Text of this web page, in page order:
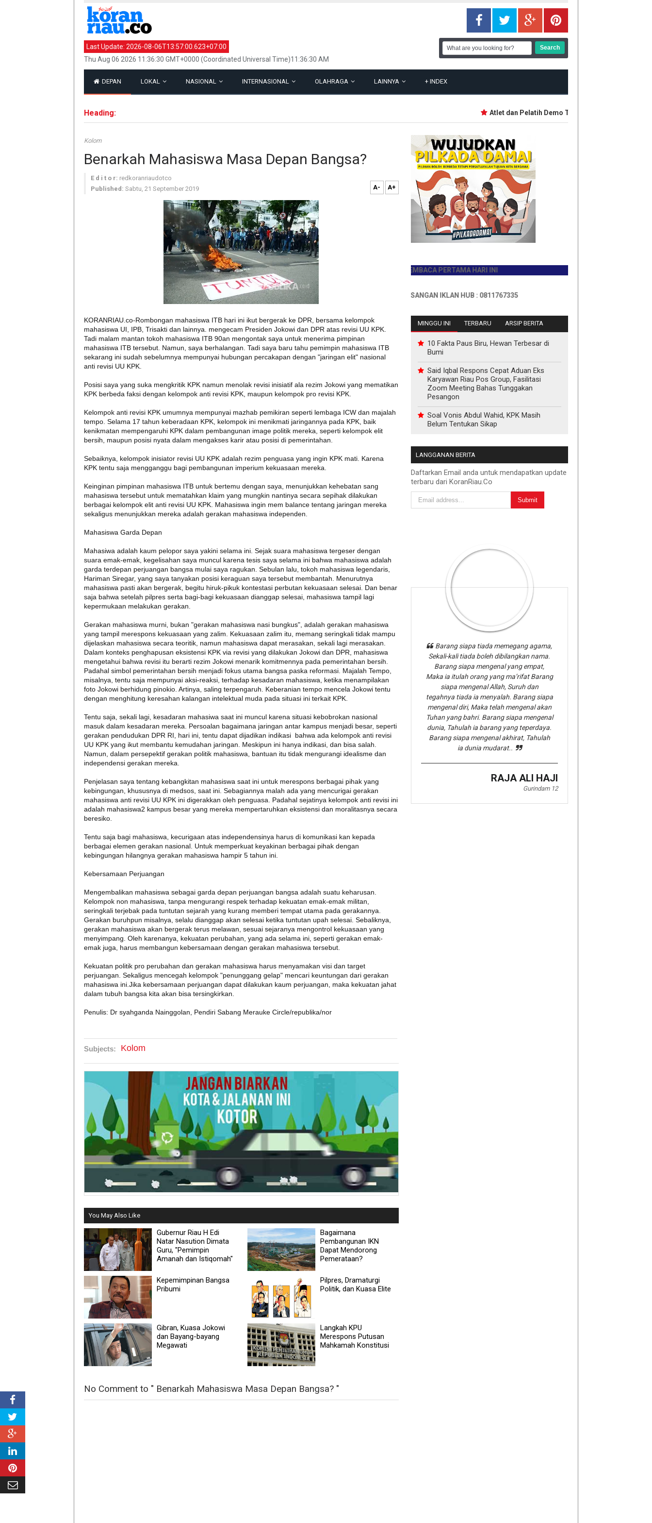
Last Update: 2026-08-06T13:57:00.623+07:00
Thu Aug 06 2026 11:36:30 GMT+0000 (Coordinated Universal Time)11:36:30 AM
DEPAN LOKAL NASIONAL INTERNASIONAL OLAHRAGA LAINNYA + INDEX
Heading: Atlet dan Pelatih Demo Tuntut Bonus PON dan
Kolom
Benarkah Mahasiswa Masa Depan Bangsa?
E d i t o r: redkoranriaudotco
Published: Sabtu, 21 September 2019 A- A+
KORANRIAU.co-Rombongan mahasiswa ITB hari ini ikut bergerak ke DPR, bersama kelompok
mahasiswa UI, IPB, Trisakti dan lainnya. mengecam Presiden Jokowi dan DPR atas revisi UU KPK.
Tadi malam mantan tokoh mahasiswa ITB 90an mengontak saya untuk menerima pimpinan
mahasiswa ITB tersebut. Namun, saya berhalangan. Tadi saya baru tahu pemimpin mahasiswa ITB
sekarang ini sudah sebelumnya mempunyai hubungan percakapan dengan "jaringan elit" nasional
anti revisi UU KPK.
Posisi saya yang suka mengkritik KPK namun menolak revisi inisiatif ala rezim Jokowi yang mematikan
KPK berbeda faksi dengan kelompok anti revisi KPK, maupun kelompok pro revisi KPK.
Kelompok anti revisi KPK umumnya mempunyai mazhab pemikiran seperti lembaga ICW dan majalah
tempo. Selama 17 tahun keberadaan KPK, kelompok ini menikmati jaringannya pada KPK, baik
kenikmatan mempengaruhi KPK dalam pembangunan image politik mereka, seperti kelompok elit
bersih, maupun posisi nyata dalam mengakses karir atau posisi di pemerintahan.
Sebaiknya, kelompok inisiator revisi UU KPK adalah rezim penguasa yang ingin KPK mati. Karena
KPK tentu saja mengganggu bagi pembangunan imperium kekuasaan mereka.
Keinginan pimpinan mahasiswa ITB untuk bertemu dengan saya, menunjukkan kehebatan sang
mahasiswa tersebut untuk mematahkan klaim yang mungkin nantinya secara sepihak dilakukan
berbagai kelompok elit anti revisi UU KPK. Mahasiswa ingin mem balance tentang jaringan mereka
sekaligus menunjukkan mereka adalah gerakan mahasiswa independen.
Mahasiswa Garda Depan
Mahasiwa adalah kaum pelopor saya yakini selama ini. Sejak suara mahasiswa tergeser dengan
suara emak-emak, kegelisahan saya muncul karena tesis saya selama ini bahwa mahasiswa adalah
garda terdepan perjuangan bangsa mulai saya ragukan. Sebulan lalu, tokoh mahasiswa legendaris,
Hariman Siregar, yang saya tanyakan posisi keraguan saya tersebut membantah. Menurutnya
mahasiswa pasti akan bergerak, begitu hiruk-pikuk kontestasi perbutan kekuasaan selesai. Dan benar
saja bahwa setelah pilpres serta bagi-bagi kekuasaan dianggap selesai, mahasiswa tampil lagi
kepermukaan melakukan gerakan.
Gerakan mahasiswa murni, bukan "gerakan mahasiswa nasi bungkus", adalah gerakan mahasiswa
yang tampil merespons kekuasaan yang zalim. Kekuasaan zalim itu, memang seringkali tidak mampu
dijelaskan mahasiswa secara teoritik, namun mahasiswa dapat merasakan, sekali lagi merasakan.
Dalam konteks penghapusan eksistensi KPK via revisi yang dilakukan Jokowi dan DPR, mahasiswa
mengetahui bahwa revisi itu berarti rezim Jokowi menarik komitmennya pada pemerintahan bersih.
Padahal simbol pemerintahan bersih menjadi fokus utama bangsa paska reformasi. Majalah Tempo,
misalnya, tentu saja mempunyai aksi-reaksi, terhadap kesadaran mahasiswa, ketika menampilakan
foto Jokowi berhidung pinokio. Artinya, saling terpengaruh. Keberanian tempo mencela Jokowi tentu
dengan menghitung keresahan kalangan intelektual muda pada situasi ini terkait KPK.
Tentu saja, sekali lagi, kesadaran mahasiwa saat ini muncul karena situasi kebobrokan nasional
masuk dalam kesadaran mereka. Persoalan bagaimana jaringan antar kampus menjadi besar, seperti
gerakan pendudukan DPR RI, hari ini, tentu dapat dijadikan indikasi bahwa ada kelompok anti revisi
UU KPK yang ikut membantu kemudahan jaringan. Meskipun ini hanya indikasi, dan bisa salah.
Namun, dalam persepektif gerakan politik mahasiswa, bantuan itu tidak mengurangi idealisme dan
independensi gerakan mereka.
Penjelasan saya tentang kebangkitan mahasiswa saat ini untuk merespons berbagai pihak yang
kebingungan, khususnya di medsos, saat ini. Sebagiannya malah ada yang mencurigai gerakan
mahasiswa anti revisi UU KPK ini digerakkan oleh penguasa. Padahal sejatinya kelompok anti revisi ini
adalah mahasiswa2 kampus besar yang mereka mempertaruhkan eksistensi dan moralitasnya secara
beresiko.
Tentu saja bagi mahasiswa, kecurigaan atas independensinya harus di komunikasi kan kepada
berbagai elemen gerakan nasional. Untuk memperkuat keyakinan berbagai pihak dengan
kebingungan hilangnya gerakan mahasiswa hampir 5 tahun ini.
Kebersamaan Perjuangan
Mengembalikan mahasiswa sebagai garda depan perjuangan bangsa adalah suatu keharusan.
Kelompok non mahasiswa, tanpa mengurangi respek terhadap kekuatan emak-emak militan,
seringkali terjebak pada tuntutan sejarah yang kurang memberi tempat utama pada gerakannya.
Gerakan buruhpun misalnya, selalu dianggap akan selesai ketika tuntutan upah selesai. Sebaliknya,
gerakan mahasiswa akan bergerak terus melawan, sesuai sejaranya mengontrol kekuasaan yang
menyimpang. Oleh karenanya, kekuatan perubahan, yang ada selama ini, seperti gerakan emak-
emak juga, harus membangun kebersamaan dengan gerakan mahasiswa tersebut.
Kekuatan politik pro perubahan dan gerakan mahasiswa harus menyamakan visi dan target
perjuangan. Sekaligus mencegah kelompok "penunggang gelap" mencari keuntungan dari gerakan
mahasiswa ini.Jika kebersamaan perjuangan dapat dilakukan kaum perjuangan, maka kekuatan jahat
dalam tubuh bangsa kita akan bisa tersingkirkan.
Penulis: Dr syahganda Nainggolan, Pendiri Sabang Merauke Circle/republika/nor
Subjects: Kolom
You May Also Like
Gubernur Riau H Edi
Natar Nasution Dimata
Guru, "Pemimpin
Amanah dan Istiqomah"
Bagaimana
Pembangunan IKN
Dapat Mendorong
Pemerataan?
Kepemimpinan Bangsa
Pribumi
Pilpres, Dramaturgi
Politik, dan Kuasa Elite
Gibran, Kuasa Jokowi
dan Bayang-bayang
Megawati
Langkah KPU
Merespons Putusan
Mahkamah Konstitusi
No Comment to " Benarkah Mahasiswa Masa Depan Bangsa? "
JADILAH PEMBACA PERTAMA HARI INI
INFO PEMASANGAN IKLAN HUB : 0811767335
MINGGU INI TERBARU ARSIP BERITA
10 Fakta Paus Biru, Hewan Terbesar di
Bumi
Said Iqbal Respons Cepat Aduan Eks
Karyawan Riau Pos Group, Fasilitasi
Zoom Meeting Bahas Tunggakan
Pesangon
Soal Vonis Abdul Wahid, KPK Masih
Belum Tentukan Sikap
LANGGANAN BERITA
Daftarkan Email anda untuk mendapatkan update
terbaru dari KoranRiau.Co
Barang siapa tiada memegang agama,
Sekali-kali tiada boleh dibilangkan nama.
Barang siapa mengenal yang empat,
Maka ia itulah orang yang ma’rifat Barang
siapa mengenal Allah, Suruh dan
tegahnya tiada ia menyalah. Barang siapa
mengenal diri, Maka telah mengenal akan
Tuhan yang bahri. Barang siapa mengenal
dunia, Tahulah ia barang yang teperdaya.
Barang siapa mengenal akhirat, Tahulah
ia dunia mudarat..
RAJA ALI HAJI
Gurindam 12